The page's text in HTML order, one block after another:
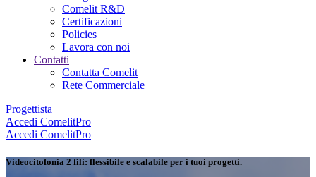
Comelit R&D
Certificazioni
Policies
Lavora con noi
Contatti
Contatta Comelit
Rete Commerciale
Progettista
Accedi ComelitPro
Accedi ComelitPro
Videocitofonia 2 fili: flessibile e scalabile per i tuoi progetti.